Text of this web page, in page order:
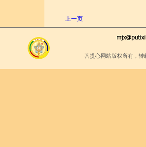
上一页
菩提心网站版权所有，